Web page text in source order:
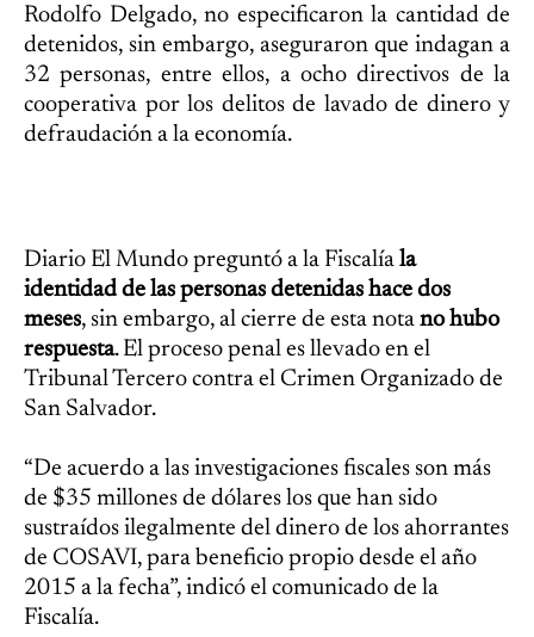
Rodolfo Delgado, no especificaron la cantidad de
detenidos, sin embargo, aseguraron que indagan a
32 personas, entre ellos, a ocho directivos de la
cooperativa por los delitos de lavado de dinero y
defraudación a la economía.
Diario El Mundo preguntó a la Fiscalía la
identidad de las personas detenidas hace dos
meses, sin embargo, al cierre de esta nota no hubo
respuesta. El proceso penal es llevado en el
Tribunal Tercero contra el Crimen Organizado de
San Salvador.
“De acuerdo a las investigaciones fiscales son más
de $35 millones de dólares los que han sido
sustraídos ilegalmente del dinero de los ahorrantes
de COSAVI, para beneficio propio desde el año
2015 a la fecha”, indicó el comunicado de la
Fiscalía.